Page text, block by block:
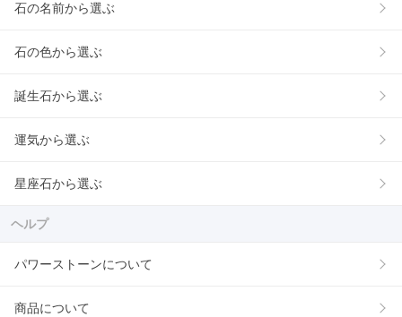
石の名前から選ぶ
石の色から選ぶ
誕生石から選ぶ
運気から選ぶ
星座石から選ぶ
ヘルプ
パワーストーンについて
商品について